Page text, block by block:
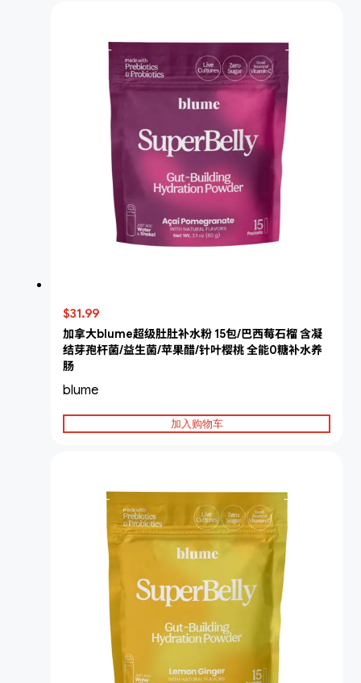
$31.99
加拿大blume超级肚肚补水粉 15包/巴西莓石榴 含凝
结芽孢杆菌/益生菌/苹果醋/针叶樱桃 全能0糖补水养
肠
blume
加入购物车